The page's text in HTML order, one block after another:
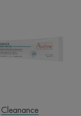
Cleanance